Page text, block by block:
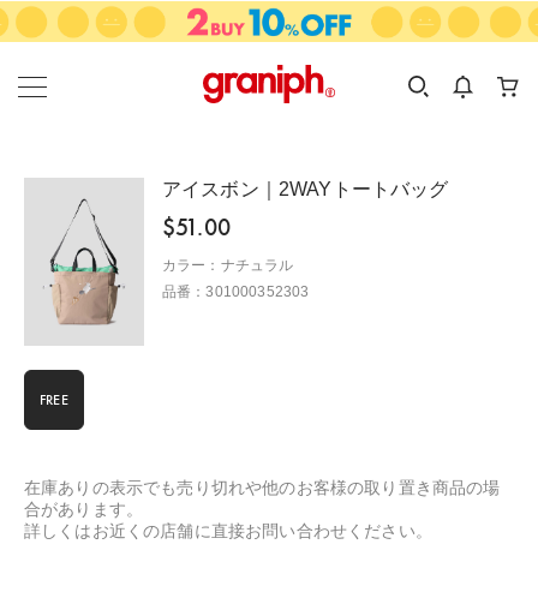
カテゴリーから探す
KIDS
カテゴリ
サイズ
アイスボン｜2WAYトートバッグ
$‌51.00
カラー：ナチュラル
品番：301000352303
FREE
在庫ありの表示でも売り切れや他のお客様の取り置き商品の場
合があります。
詳しくはお近くの店舗に直接お問い合わせください。